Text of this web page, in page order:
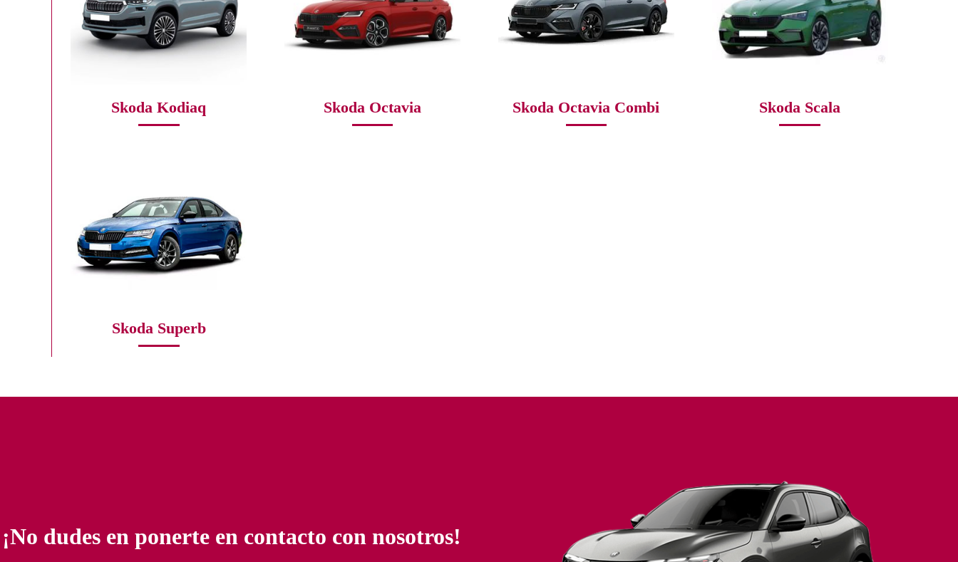
Skoda Kodiaq Skoda Octavia Skoda Octavia Combi Skoda Scala
Skoda Superb
¡No dudes en ponerte en contacto con nosotros!